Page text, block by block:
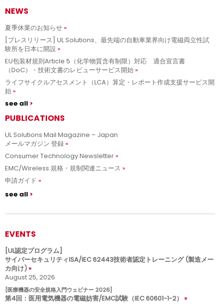
NEWS
夏季休業のお知らせ
[プレスリリース] UL Solutions、最先端の自動車業界向け電磁両立性試
験所を日本に開設
EU包装材規則Article 5（化学物質含有制限）対応 適合宣言書
（DoC）・技術文書のレビューサービス開始
ライフサイクルアセスメント（LCA）算定・レポート作成支援サービス開
始
see all
PUBLICATIONS
UL Solutions Mail Magazine – Japan
メールマガジン 登録
Consumer Technology Newsletter
EMC/Wireless 規格・規制関連ニュース
申請ガイド
see all
EVENTS
[UL認定プログラム]
サイバーセキュリティISA/IEC 62443技術者認定トレーニング (製造メー
カ向け)
August 25, 2026
[医療機器の安全規格入門ウェビナー 2026]
第4回：医用電気機器の電磁妨害/EMC試験（IEC 60601-1-2）